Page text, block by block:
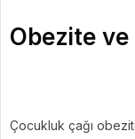
Obezite
Çocukluk çağı